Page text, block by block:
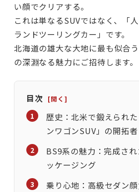
い顔でクリアする。
これは単なるSUVではなく、「
ランドツーリングカー」です。
北海道の雄大な大地に最も似合
の深淵なる魅力にご招待します。
目次
歴史：北米で鍛えられ
ンワゴンSUV」の開拓者
BS9系の魅力：完成さ
ッケージング
乗り心地：高級セダン